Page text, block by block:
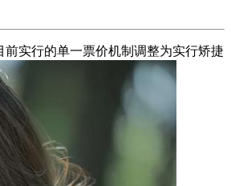
实行的单一票价机制调整为实行矫捷